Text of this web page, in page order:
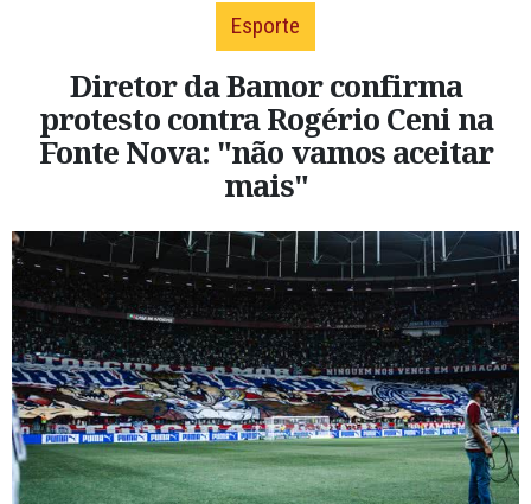
Esporte
Diretor da Bamor confirma
protesto contra Rogério Ceni na
Fonte Nova: "não vamos aceitar
mais"